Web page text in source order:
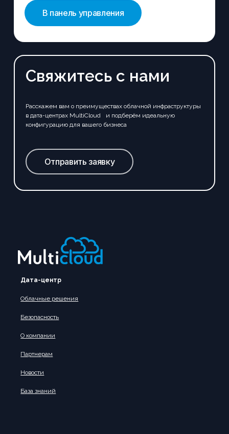
В панель управления
Свяжитесь с нами
Расскажем вам о преимуществах облачной инфраструктуры
в дата-центрах MultiCloud и подберём идеальную
конфигурацию для вашего бизнеса
Отправить заявку
Дата-центр
Облачные решения
Безопасность
О компании
Партнерам
Новости
База знаний